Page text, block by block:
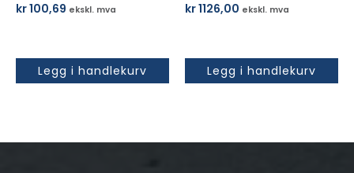
kr100,69 ekskl. mva
Legg i handlekurv
kr1126,00 ekskl. mva
Legg i handlekurv